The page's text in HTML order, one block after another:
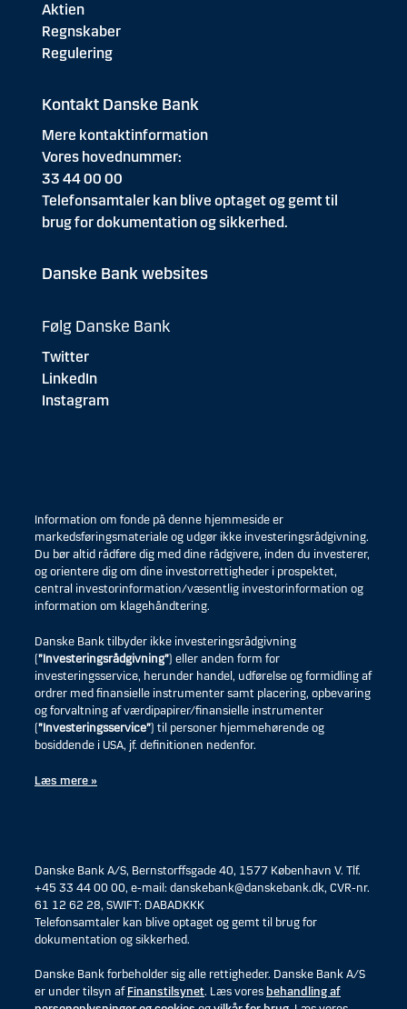
Aktien
Regnskaber
Regulering
Kontakt Danske Bank
Mere kontaktinformation
Vores hovednummer:
33 44 00 00
Telefonsamtaler kan blive optaget og gemt til
brug for dokumentation og sikkerhed.
Danske Bank websites
Følg Danske Bank
Twitter
LinkedIn
Instagram
Information om fonde på denne hjemmeside er
markedsføringsmateriale og udgør ikke investeringsrådgivning.
Du bør altid rådføre dig med dine rådgivere, inden du investerer,
og orientere dig om dine investorrettigheder i prospektet,
central investorinformation/væsentlig investorinformation og
information om klagehåndtering.
Danske Bank tilbyder ikke investeringsrådgivning
(”Investeringsrådgivning”) eller anden form for
investeringsservice, herunder handel, udførelse og formidling af
ordrer med finansielle instrumenter samt placering, opbevaring
og forvaltning af værdipapirer/finansielle instrumenter
(”Investeringsservice”) til personer hjemmehørende og
bosiddende i USA, jf. definitionen nedenfor.
Læs mere »
Danske Bank A/S, Bernstorffsgade 40, 1577 København V. Tlf.
+45 33 44 00 00, e-mail: danskebank@danskebank.dk, CVR-nr.
61 12 62 28, SWIFT: DABADKKK
Telefonsamtaler kan blive optaget og gemt til brug for
dokumentation og sikkerhed.
Danske Bank forbeholder sig alle rettigheder. Danske Bank A/S
er under tilsyn afFinanstilsynet. Læs vores behandling af